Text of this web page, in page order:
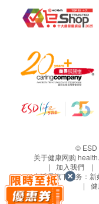
© ESD
关于健康网购
加入我們
生活易旗下业务： 新